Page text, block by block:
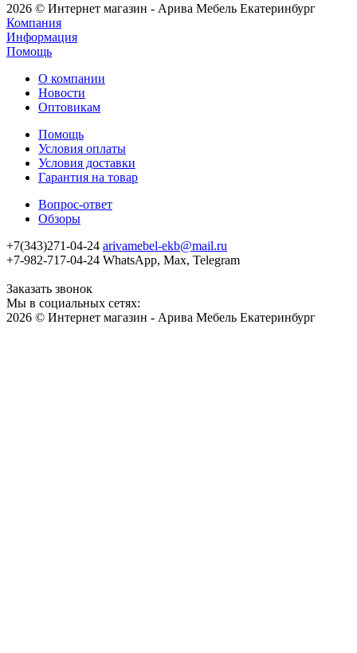
2026 © Интернет магазин - Арива Мебель Екатеринбург
Компания
Информация
Помощь
О компании
Новости
Оптовикам
Помощь
Условия оплаты
Условия доставки
Гарантия на товар
Вопрос-ответ
Обзоры
+7(343)271-04-24 arivamebel-ekb@mail.ru
+7-982-717-04-24 WhatsApp, Max, Telegram
Заказать звонок
Мы в социальных сетях:
2026 © Интернет магазин - Арива Мебель Екатеринбург